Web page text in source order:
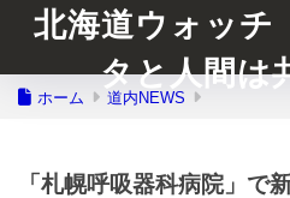
北海道ウォッ
タと人間は
ホーム 道内NEWS
「札幌呼吸器科病院」で